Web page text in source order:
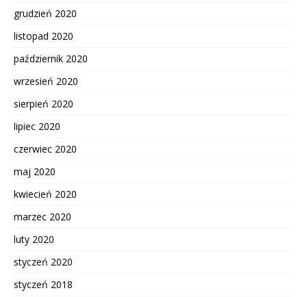
grudzień 2020
listopad 2020
październik 2020
wrzesień 2020
sierpień 2020
lipiec 2020
czerwiec 2020
maj 2020
kwiecień 2020
marzec 2020
luty 2020
styczeń 2020
styczeń 2018